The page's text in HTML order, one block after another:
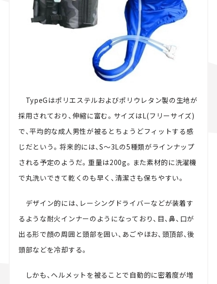
TypeGはポリエステルおよびポリウレタン製の生地が
採用されており、伸縮に富む。サイズはL(フリーサイズ)
で、平均的な成人男性が被るとちょうどフィットする感
じだという。将来的には、S～3Lの5種類がラインナップ
される予定のようだ。重量は200g。また素材的に洗濯機
で丸洗いできて乾くのも早く、清潔さも保ちやすい。
デザイン的には、レーシングドライバーなどが装着す
るような耐火インナーのようになっており、目、鼻、口が
出る形で顔の周囲と頭部を囲い、あごやほお、頭頂部、後
頭部などを冷却する。
しかも、ヘルメットを被ることで自動的に密着度が増